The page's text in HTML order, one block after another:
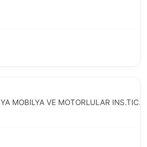
MOBILYA VE MOTORLULAR INS.TIC.